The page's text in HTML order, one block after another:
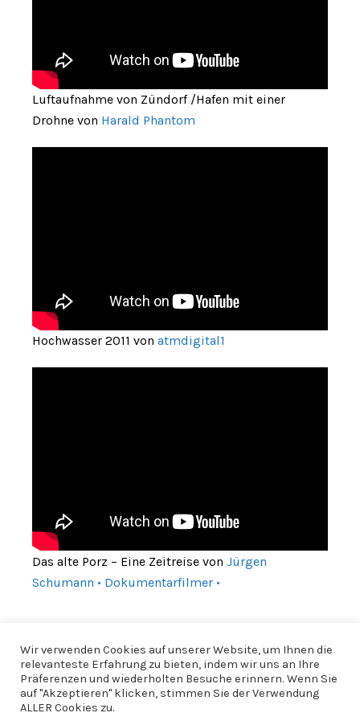
Luftaufnahme von Zündorf /Hafen mit einer
Drohne von Harald Phantom
Hochwasser 2011 von atmdigital1
Das alte Porz – Eine Zeitreise von Jürgen
Schumann • Dokumentarfilmer •
Wir verwenden Cookies auf unserer Website, um Ihnen die
relevanteste Erfahrung zu bieten, indem wir uns an Ihre
Präferenzen und wiederholten Besuche erinnern. Wenn Sie
auf "Akzeptieren" klicken, stimmen Sie der Verwendung
ALLER Cookies zu.